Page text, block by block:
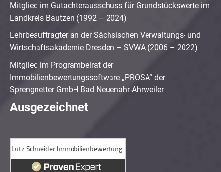
Mitglied im Gutachterausschuss für Grundstückswerte im
Landkreis Bautzen (1992 – 2024)
Lehrbeauftragter an der Sächsischen Verwaltungs- und
Wirtschaftsakademie Dresden – SVWA (2006 – 2022)
Mitglied im Programbeirat der
Immobilienbewertungssoftware „PROSA“ der
Sprengnetter GmbH Bad Neuenahr-Ahrweiler
Ausgezeichnet